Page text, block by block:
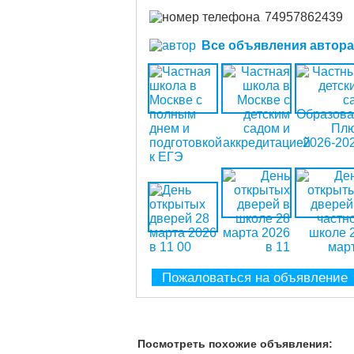
74957862439
Все объявления автора
Пожаловаться на объявление
Посмотреть похожие объявления: